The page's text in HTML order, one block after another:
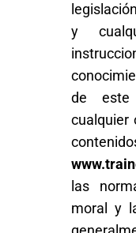
y
de
cualquier
las
moral y